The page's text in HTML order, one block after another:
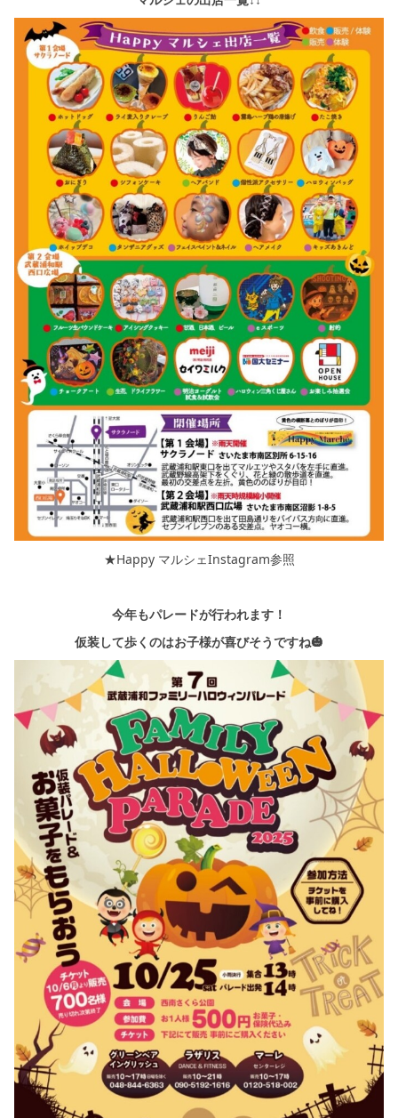
★Happy マルシェInstagram参照
今年もパレードが行われます！
仮装して歩くのはお子様が喜びそうですね🎃